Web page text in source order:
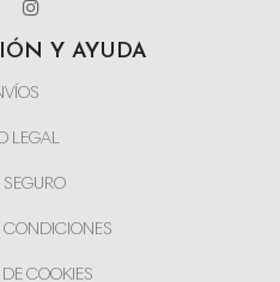
Y AYUDA
LEGAL
SEGURO
CONDICIONES
COOKIES